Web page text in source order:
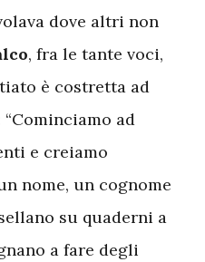
dove altri non
, fra le tante voci,
è costretta ad
ad
e creiamo
nome, un cognome
su quaderni a
a fare degli